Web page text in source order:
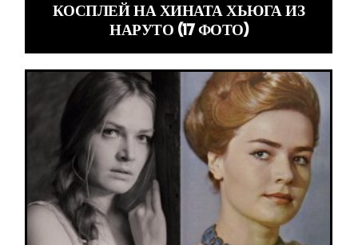
КОСПЛЕЙ НА ХИНАТА ХЬЮГА ИЗ
НАРУТО (17 ФОТО)